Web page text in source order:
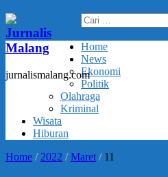
Jurnalis
Malang
jurnalismalang.com
Cari
untuk:
Home
News
Ekonomi
Politik
Olahraga
Kriminal
Wisata
Hiburan
Home /2022 /Maret / 11